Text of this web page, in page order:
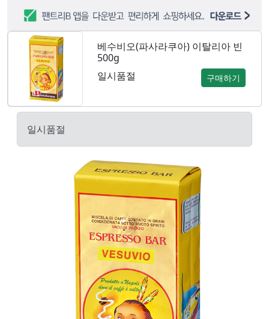
베수비오(파사라쿠아) 이탈리아 빈
500g
일시품절
구매하기
일시품절